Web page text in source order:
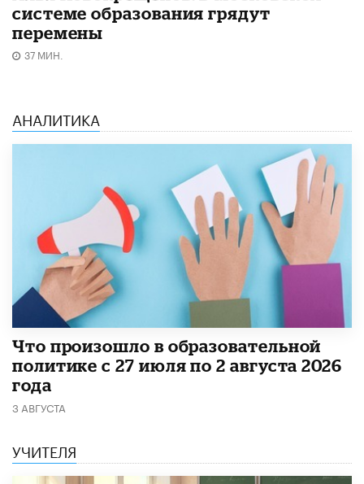
системе образования грядут
перемены
37 МИН.
АНАЛИТИКА
​Что произошло в образовательной
политике с 27 июля по 2 августа 2026
года
3 АВГУСТА
УЧИТЕЛЯ